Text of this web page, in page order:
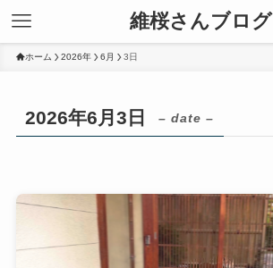
維桜さんブログ
ホーム 2026年 6月 3日
2026年6月3日 – date –